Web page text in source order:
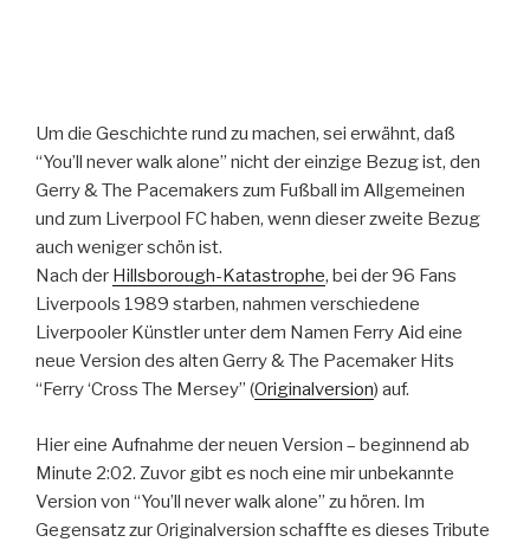
Um die Geschichte rund zu machen, sei erwähnt, daß
“You’ll never walk alone” nicht der einzige Bezug ist, den
Gerry & The Pacemakers zum Fußball im Allgemeinen
und zum Liverpool FC haben, wenn dieser zweite Bezug
auch weniger schön ist.
Nach der Hillsborough-Katastrophe, bei der 96 Fans
Liverpools 1989 starben, nahmen verschiedene
Liverpooler Künstler unter dem Namen Ferry Aid eine
neue Version des alten Gerry & The Pacemaker Hits
“Ferry ‘Cross The Mersey” (Originalversion) auf.
Hier eine Aufnahme der neuen Version – beginnend ab
Minute 2:02. Zuvor gibt es noch eine mir unbekannte
Version von “You’ll never walk alone” zu hören. Im
Gegensatz zur Originalversion schaffte es dieses Tribute